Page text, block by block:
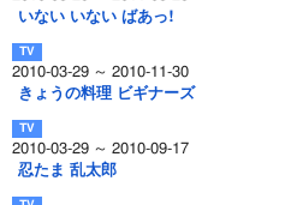
いない いない ばあっ!
2010-03-29 ～ 2010-11-30
きょうの料理 ビギナーズ
2010-03-29 ～ 2010-09-17
忍たま 乱太郎